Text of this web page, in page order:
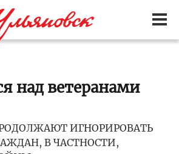
над ветеранами
ИГНОРИРОВАТЬ
В ЧАСТНОСТИ,